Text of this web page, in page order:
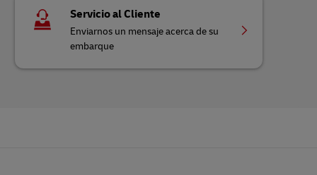
Servicio al Cliente
Enviarnos un mensaje acerca de su
embarque